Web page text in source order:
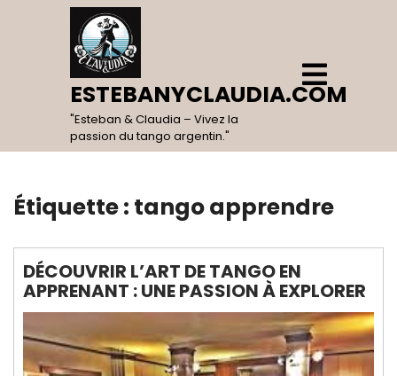
ESTEBANYCLAUDIA.COM
"Esteban & Claudia – Vivez la
passion du tango argentin."
Open
Menu
Étiquette : tango apprendre
DÉCOUVRIR L’ART DE TANGO EN
APPRENANT : UNE PASSION À EXPLORER